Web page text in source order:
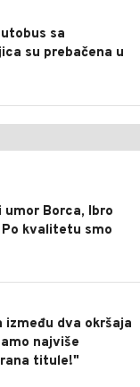
sa
su prebačena u
Borca, Ibro
kvalitetu smo
između dva okršaja
najviše
titule!"